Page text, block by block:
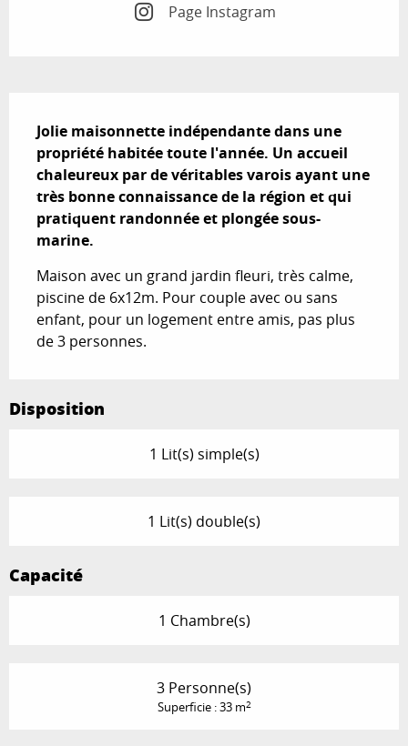
Page Instagram
Jolie maisonnette indépendante dans une
propriété habitée toute l'année. Un accueil
chaleureux par de véritables varois ayant une
très bonne connaissance de la région et qui
pratiquent randonnée et plongée sous-
marine.
Maison avec un grand jardin fleuri, très calme,
piscine de 6x12m. Pour couple avec ou sans
enfant, pour un logement entre amis, pas plus
de 3 personnes.
Disposition
1 Lit(s) simple(s)
1 Lit(s) double(s)
Capacité
1 Chambre(s)
3 Personne(s)
Superficie : 33 m2